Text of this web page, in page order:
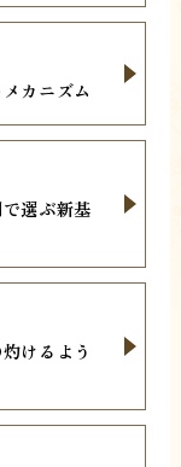
カニズム
選ぶ新基
けるよう